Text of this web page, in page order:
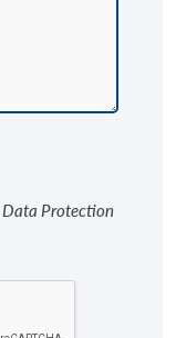
Data Protection